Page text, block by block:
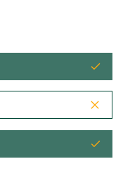
akik sosem vettek